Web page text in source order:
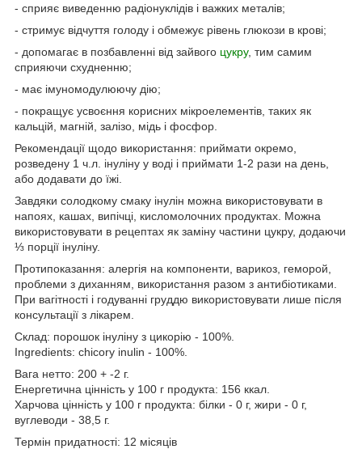
- сприяє виведенню радіонуклідів і важких металів;
- стримує відчуття голоду і обмежує рівень глюкози в крові;
- допомагає в позбавленні від зайвого цукру, тим самим
сприяючи схудненню;
- має імуномодулюючу дію;
- покращує усвоєння корисних мікроелементів, таких як
кальцій, магній, залізо, мідь і фосфор.
Рекомендації щодо використання: приймати окремо,
розведену 1 ч.л. інуліну у воді і приймати 1-2 рази на день,
або додавати до їжі.
Завдяки солодкому смаку інулін можна використовувати в
напоях, кашах, випічці, кисломолочних продуктах. Можна
використовувати в рецептах як заміну частини цукру, додаючи
⅓ порції інуліну.
Протипоказання: алергія на компоненти, варикоз, геморой,
проблеми з диханням, використання разом з антибіотиками.
При вагітності і годуванні груддю використовувати лише після
консультації з лікарем.
Склад: порошок інуліну з цикорію - 100%.
Ingredients: chicory inulin - 100%.
Вага нетто: 200 + -2 г.
Енергетична цінність у 100 г продукта: 156 ккал.
Харчова цінність у 100 г продукта: білки - 0 г, жири - 0 г,
вуглеводи - 38,5 г.
Термін придатності: 12 місяців